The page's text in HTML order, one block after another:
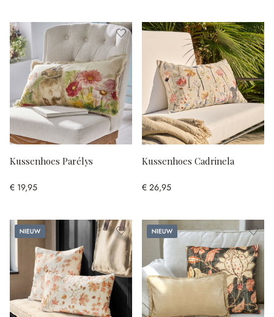
Kussenhoes Parélys
€ 19,95
Kussenhoes Cadrinela
€ 26,95
Nieuw Nieuw